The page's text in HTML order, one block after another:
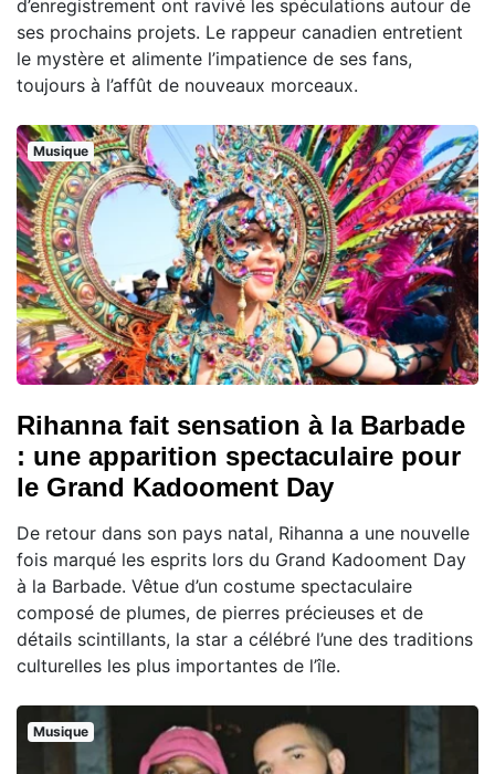
d’enregistrement ont ravivé les spéculations autour de
ses prochains projets. Le rappeur canadien entretient
le mystère et alimente l’impatience de ses fans,
toujours à l’affût de nouveaux morceaux.
Musique
Rihanna fait sensation à la Barbade
: une apparition spectaculaire pour
le Grand Kadooment Day
De retour dans son pays natal, Rihanna a une nouvelle
fois marqué les esprits lors du Grand Kadooment Day
à la Barbade. Vêtue d’un costume spectaculaire
composé de plumes, de pierres précieuses et de
détails scintillants, la star a célébré l’une des traditions
culturelles les plus importantes de l’île.
Musique